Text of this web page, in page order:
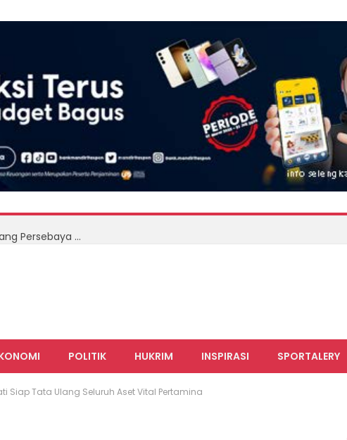
Final Piala Presiden 2026: Persib Bandung Tantang Persebaya Surabaya, Adu Taktik Demi Trofi Juara dan Hadiah Miliaran Rupiah
POLITIK HUKRIM INSPIRASI SPORTALERY
Siap Tata Ulang Seluruh Aset Vital Pertamina